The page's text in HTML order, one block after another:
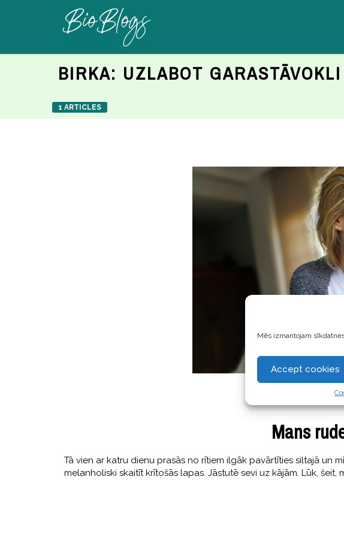
Mēs izmantojam
Accept cookies
BIRKA: UZLABOT GARASTĀVOKLI
1 ARTICLES
Mans
Tā vien ar katru dienu prasās no rītiem ilgāk pavārtīties siltajā un
melanholiski skaitīt krītošās lapas. Jāstutē sevi uz kājām. Lūk, šeit,